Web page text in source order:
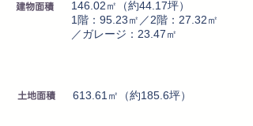
建物面積
146.02㎡（約44.17坪）
1階：95.23㎡／2階：27.32㎡
／ガレージ：23.47㎡
土地面積 613.61㎡（約185.6坪）